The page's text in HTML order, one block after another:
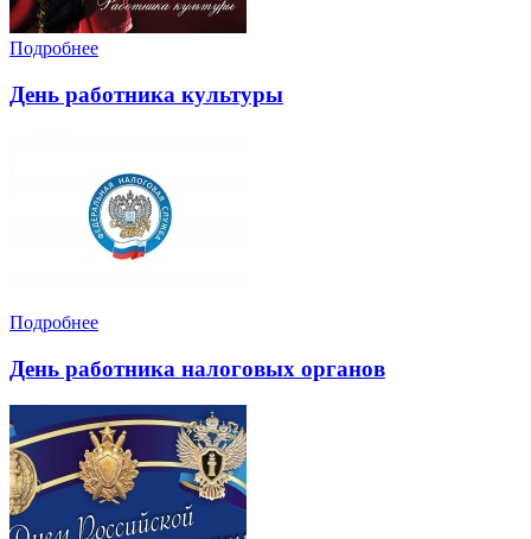
Подробнее
День работника культуры
Подробнее
День работника налоговых органов